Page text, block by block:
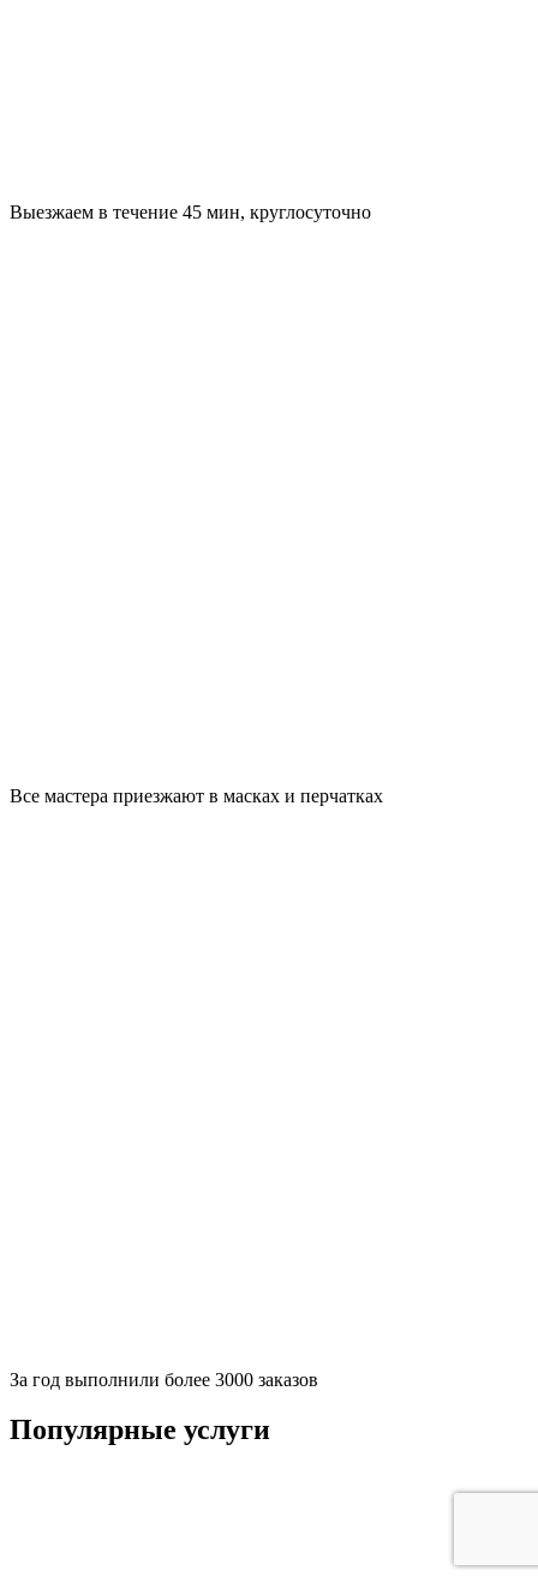
Выезжаем в течение 45 мин, круглосуточно
Все мастера приезжают в масках и перчатках
За год выполнили более 3000 заказов
Популярные услуги